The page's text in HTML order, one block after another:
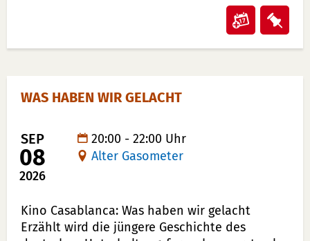
"Stephan
so
viel
WAS HABEN WIR GELACHT
SEP
08
2026
20:00 - 22:00 Uhr
Alter Gasometer
BESCHREIBUNG
Kino Casablanca: Was haben wir gelacht
Erzählt wird die jüngere Geschichte des